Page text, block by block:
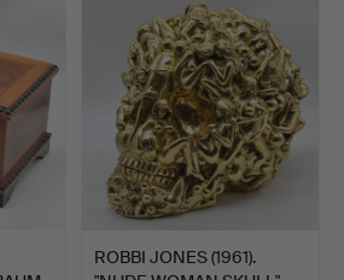
ROBBI JONES (1961).